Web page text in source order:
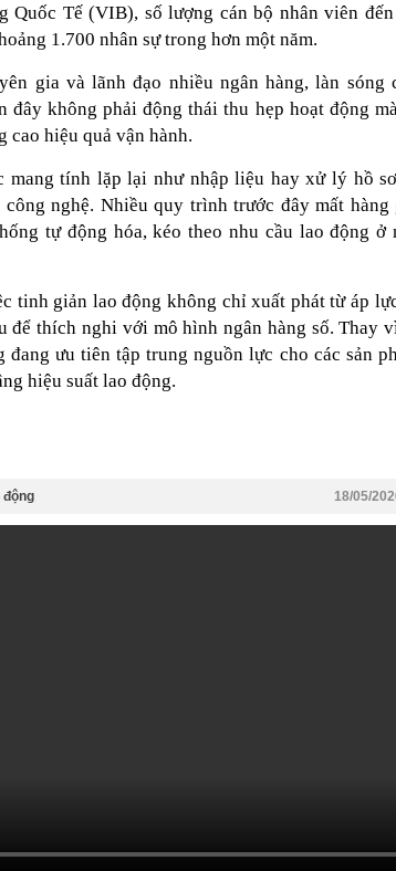
Quốc Tế (VIB), số lượng cán bộ nhân viên
1.700 nhân sự trong hơn một năm.
gia và lãnh đạo nhiều ngân hàng, làn sóng
đây không phải động thái thu hẹp hoạt động
cao hiệu quả vận hành.
mang tính lặp lại như nhập liệu hay xử lý hồ
công nghệ. Nhiều quy trình trước đây mất
tự động hóa, kéo theo nhu cầu lao động ở
tinh giản lao động không chỉ xuất phát từ áp
để thích nghi với mô hình ngân hàng số. Thay
đang ưu tiên tập trung nguồn lực cho các sản
hiệu suất lao động.
18/05/